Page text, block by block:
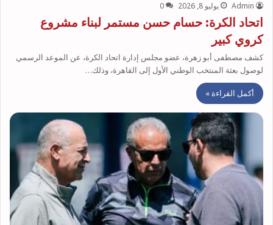
Admin يوليو 8, 2026 0
اتحاد الكرة: حسام حسن مستمر لبناء مشروع
كروي كبير
كشف مصطفى أبو زهرة، عضو مجلس إدارة اتحاد الكرة، عن الموعد الرسمي
لوصول بعثة المنتخب الوطني الأول إلى القاهرة، وذلك…
أكمل القراءة »